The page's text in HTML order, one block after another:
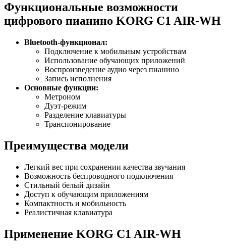
Функциональные возможности
цифрового пианино KORG C1 AIR-WH
Bluetooth-функционал:
Подключение к мобильным устройствам
Использование обучающих приложений
Воспроизведение аудио через пианино
Запись исполнения
Основные функции:
Метроном
Дуэт-режим
Разделение клавиатуры
Транспонирование
Преимущества модели
Легкий вес при сохранении качества звучания
Возможность беспроводного подключения
Стильный белый дизайн
Доступ к обучающим приложениям
Компактность и мобильность
Реалистичная клавиатура
Применение KORG C1 AIR-WH